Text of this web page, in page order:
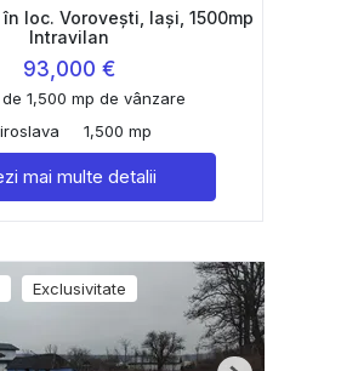
loc. Vorovești, Iași, 1500mp
Intravilan
93,000 €
1,500 mp de vânzare
1,500 mp
mai multe detalii
Exclusivitate